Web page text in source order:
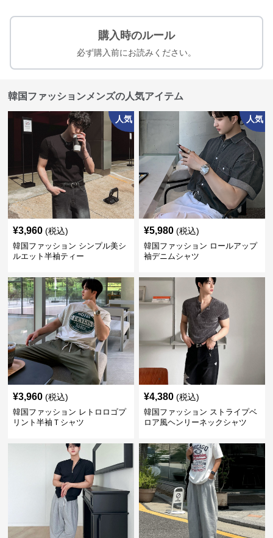
購入時のルール
必ず購入前にお読みください。
韓国ファッションメンズの人気アイテム
人気
¥3,960 (税込)
韓国ファッション シンプル美シ
ルエット半袖ティー
人気
¥5,980 (税込)
韓国ファッション ロールアップ
袖デニムシャツ
¥3,960 (税込)
韓国ファッション レトロロゴプ
リント半袖Ｔシャツ
¥4,380 (税込)
韓国ファッション ストライプベ
ロア風ヘンリーネックシャツ